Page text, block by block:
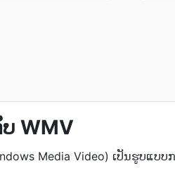
WMV
Media Video) ເປັນຮູບແ